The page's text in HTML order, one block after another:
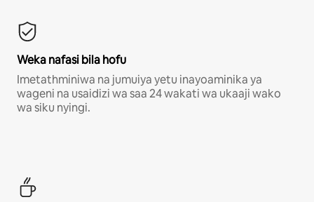
Weka nafasi bila hofu
Imetathminiwa na jumuiya yetu inayoaminika ya
wageni na usaidizi wa saa 24 wakati wa ukaaji wako
wa siku nyingi.